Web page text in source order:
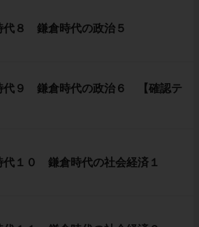
代８ 鎌倉時代の政治５
代９ 鎌倉時代の政治６ 【確認テ
代１０ 鎌倉時代の社会経済１